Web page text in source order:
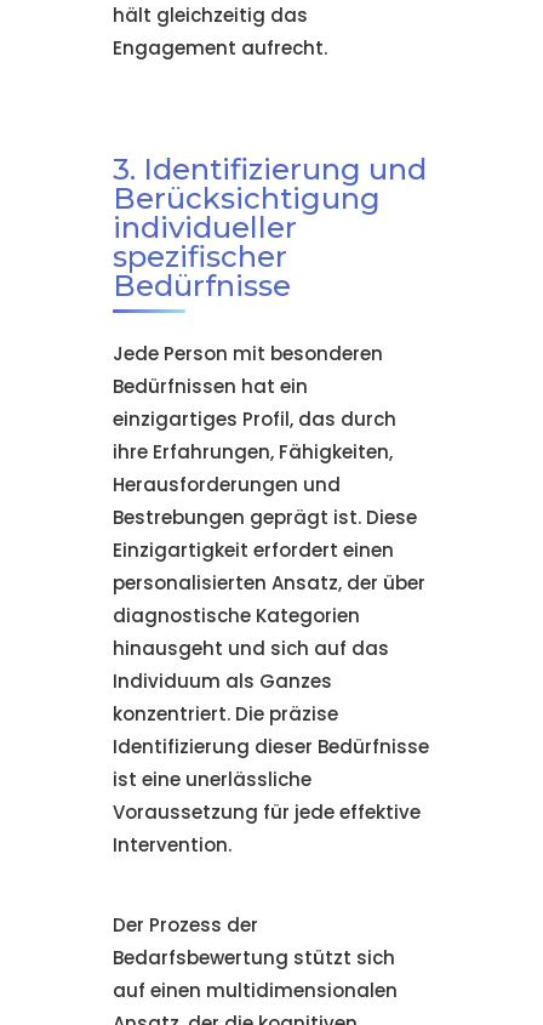
hält gleichzeitig das
Engagement aufrecht.
3. Identifizierung und
Berücksichtigung
individueller
spezifischer
Bedürfnisse
Jede Person mit besonderen
Bedürfnissen hat ein
einzigartiges Profil, das durch
ihre Erfahrungen, Fähigkeiten,
Herausforderungen und
Bestrebungen geprägt ist. Diese
Einzigartigkeit erfordert einen
personalisierten Ansatz, der über
diagnostische Kategorien
hinausgeht und sich auf das
Individuum als Ganzes
konzentriert. Die präzise
Identifizierung dieser Bedürfnisse
ist eine unerlässliche
Voraussetzung für jede effektive
Intervention.
Der Prozess der
Bedarfsbewertung stützt sich
auf einen multidimensionalen